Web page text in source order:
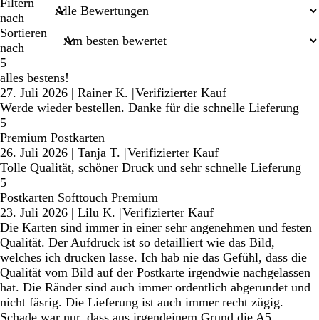
Sucheingaben
Filtern
nach
Sortieren
nach
5
alles bestens!
27. Juli 2026 | Rainer K. |Verifizierter Kauf
Werde wieder bestellen. Danke für die schnelle Lieferung
5
Premium Postkarten
26. Juli 2026 | Tanja T. |Verifizierter Kauf
Tolle Qualität, schöner Druck und sehr schnelle Lieferung
5
Postkarten Softtouch Premium
23. Juli 2026 | Lilu K. |Verifizierter Kauf
Die Karten sind immer in einer sehr angenehmen und festen
Qualität. Der Aufdruck ist so detailliert wie das Bild,
welches ich drucken lasse. Ich hab nie das Gefühl, dass die
Qualität vom Bild auf der Postkarte irgendwie nachgelassen
hat. Die Ränder sind auch immer ordentlich abgerundet und
nicht fäsrig. Die Lieferung ist auch immer recht zügig.